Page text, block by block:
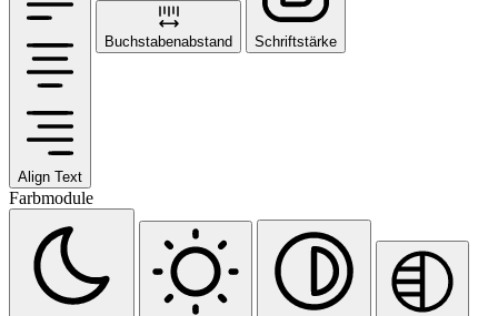
Align Text
Buchstabenabstand Schriftstärke
Farbmodule